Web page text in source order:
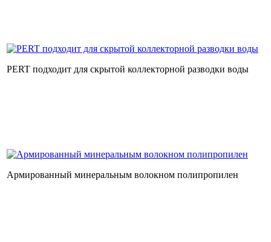
PERT подходит для скрытой коллекторной разводки воды
Армированный минеральным волокном полипропилен